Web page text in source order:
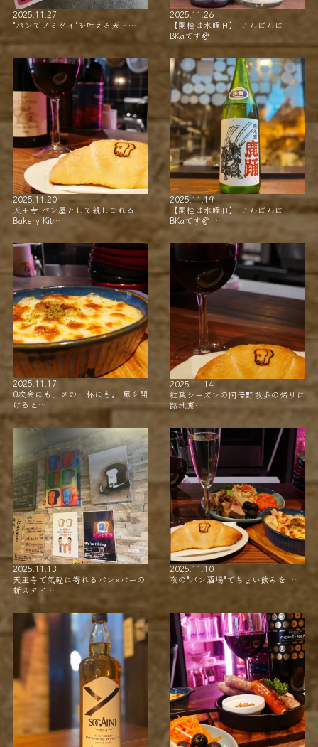
2025.11.27
"パンでノミタイ"を叶える天王…
2025.11.26
【開栓は水曜日】 こんばんは！
BKaです🥐 …
2025.11.20
天王寺 パン屋として親しまれる
Bakery Kit…
2025.11.19
【開栓は水曜日】 こんばんは！
BKaです🥐 …
2025.11.17
0次会にも、〆の一杯にも。 扉を開
けると…
2025.11.14
紅葉シーズンの阿倍野散歩の帰りに
路地裏…
2025.11.13
天王寺で気軽に寄れるパン×バーの
新スタイ…
2025.11.10
夜の"パン酒場"でちょい飲みを …